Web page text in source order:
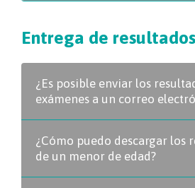
Entrega de resultados
¿Es posible enviar los
exámenes a un correo
¿Cómo puedo descargar los
de un menor de edad?